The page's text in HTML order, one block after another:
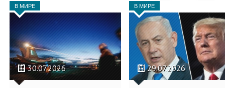
В МИРЕ
30.07.2026
В МИРЕ
29.07.2026